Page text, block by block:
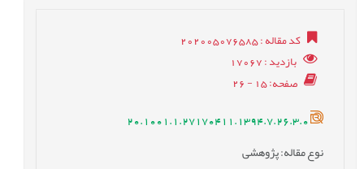
کد مقاله: 202005076585
بازدید: 17067
صفحه: 15 - 26
20.1001.1.27170411.1394.7.26.3.0
نوع مقاله: پژوهشی